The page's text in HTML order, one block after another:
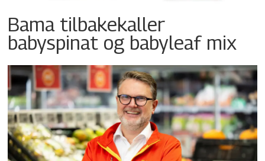
Bama tilbakekaller
babyspinat og babyleaf mix